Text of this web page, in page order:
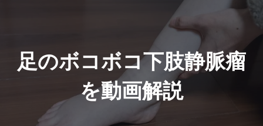
足のボコボコ下肢静脈瘤
を動画解説